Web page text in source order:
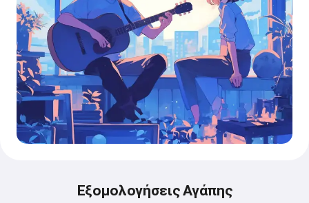
Εξομολογήσεις Αγάπης